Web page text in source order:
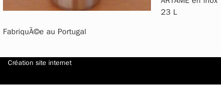
23 L
FabriquÃ©e au Portugal
Création site internet